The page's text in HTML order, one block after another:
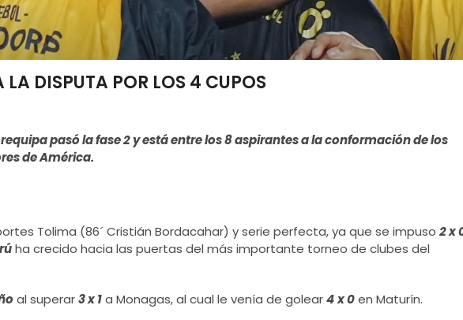
LA DISPUTA POR LOS 4 CUPOS
pasó la fase 2 y está entre los 8 aspirantes a la conformación de los
de América.
Tolima (86´ Cristián Bordacahar) y serie perfecta, ya que se impuso 2 x
ha crecido hacia las puertas del más importante torneo de clubes del
al superar3 x 1a Monagas, al cual le venía de golear4x 0en Maturín.